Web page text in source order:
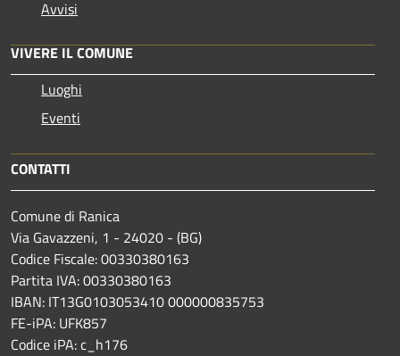
Avvisi
VIVERE IL COMUNE
Luoghi
Eventi
CONTATTI
Comune di Ranica
Via Gavazzeni, 1 - 24020 - (BG)
Codice Fiscale: 00330380163
Partita IVA: 00330380163
IBAN: IT13G0103053410 000000835753
FE-iPA: UFK857
Codice iPA: c_h176